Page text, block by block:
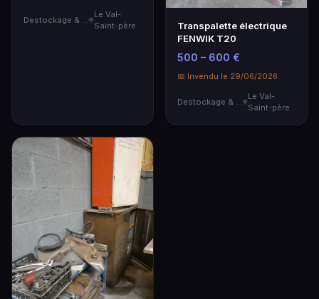
Le Val-
Saint-père
Transpalette électrique
FENWIK T20
500 – 600 €
📅 Invendu le 29/06/2026
Destockage & Invendus
Le Val-
Saint-père